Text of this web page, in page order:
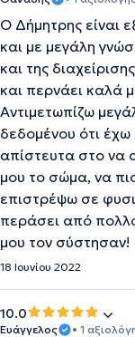
Ο Δήμητρης είναι
και με μεγάλη
και της
και περνάει καλά
Αντιμετωπίζω
δεδομένου ότι
απίστευτα στο να
μου το σώμα, να
επιστρέψω σε
περάσει από
μου τον σύστησαν!
18 Ιουνίου 2022
10.0
Ευάγγελος • 1